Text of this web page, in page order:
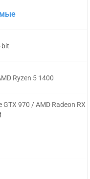
bit
Ryzen 5 1400
GTX 970 / AMD Radeon RX